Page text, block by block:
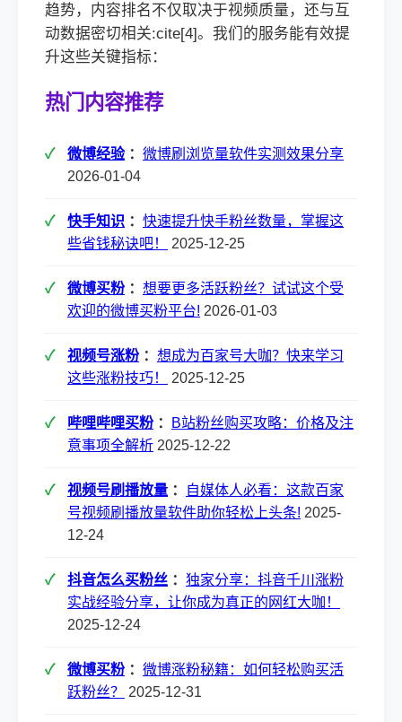
趋势，内容排名不仅取决于视频质量，还与互
动数据密切相关:cite[4]。我们的服务能有效提
升这些关键指标：
热门内容推荐
微博经验： 微博刷浏览量软件实测效果分享
2026-01-04
快手知识 ： 快速提升快手粉丝数量，掌握这
些省钱秘诀吧！
2025-12-25
微博买粉 ： 想要更多活跃粉丝？试试这个受
欢迎的微博买粉平台! 2026-01-03
视频号涨粉 ： 想成为百家号大咖？快来学习
这些涨粉技巧！
2025-12-25
哔哩哔哩买粉 ：
B站粉丝购买攻略：价格及注
意事项全解析 2025-12-22
视频号刷播放量 ：
自媒体人必看：这款百家
号视频刷播放量软件助你轻松上头条! 2025-
12-24
抖音怎么买粉丝 ： 独家分享：抖音千川涨粉
实战经验分享，让你成为真正的网红大咖！
2025-12-24
微博买粉 ： 微博涨粉秘籍：如何轻松购买活
跃粉丝？
2025-12-31